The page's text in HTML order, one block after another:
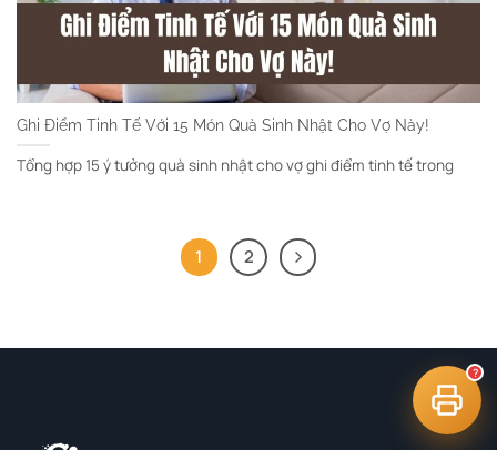
Ghi Điểm Tinh Tế Với 15 Món Quà Sinh Nhật Cho Vợ Này!
Tổng hợp 15 ý tưởng quà sinh nhật cho vợ ghi điểm tinh tế trong
1 2
?